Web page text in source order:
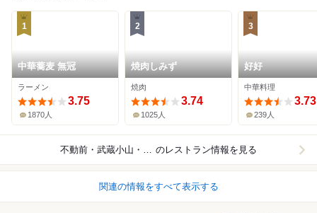
1
中華蕎麦 無冠
ラーメン
3.75
1870人
2
焼肉しみず
焼肉
3.74
1025人
3
好好
中華料理
3.73
239人
不動前・武蔵小山・西小山 のレストラン情報を見る
関連の情報をすべて表示する